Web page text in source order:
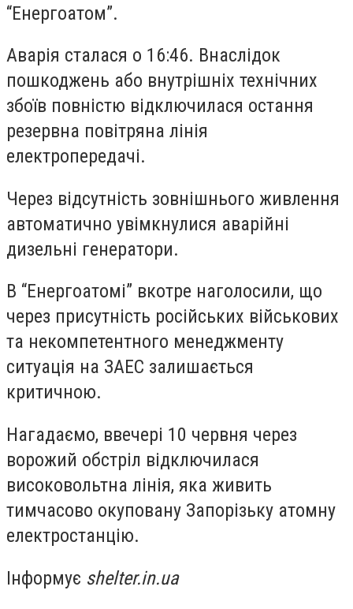
“Енергоатом”.
Аварія сталася о 16:46. Внаслідок
пошкоджень або внутрішніх технічних
збоїв повністю відключилася остання
резервна повітряна лінія
електропередачі.
Через відсутність зовнішнього живлення
автоматично увімкнулися аварійні
дизельні генератори.
В “Енергоатомі” вкотре наголосили, що
через присутність російських військових
та некомпетентного менеджменту
ситуація на ЗАЕС залишається
критичною.
Нагадаємо, ввечері 10 червня через
ворожий обстріл відключилася
високовольтна лінія, яка живить
тимчасово окуповану Запорізьку атомну
електростанцію.
Інформує shelter.in.ua